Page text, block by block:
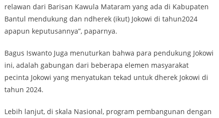
relawan dari Barisan Kawula Mataram yang ada di Kabupaten
Bantul mendukung dan ndherek (ikut) Jokowi di tahun2024
apapun keputusannya”, paparnya.
Bagus Iswanto Juga menuturkan bahwa para pendukung Jokowi
ini, adalah gabungan dari beberapa elemen masyarakat
pecinta Jokowi yang menyatukan tekad untuk dherek Jokowi di
tahun 2024.
Lebih lanjut, di skala Nasional, program pembangunan dengan